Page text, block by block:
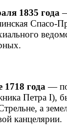
1835 года
Спасо-
1718 года—
Петра I),
а
канцелярии.